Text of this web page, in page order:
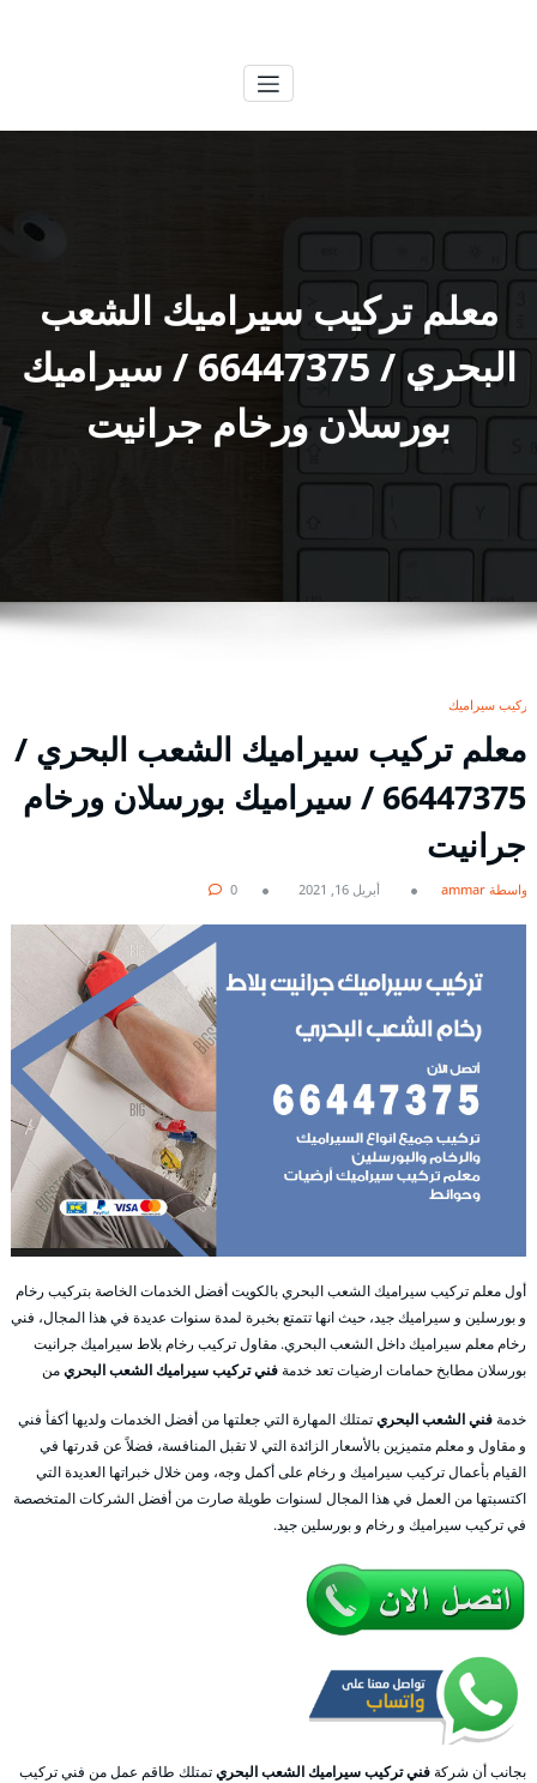
معلم تركيب سيراميك الشعب
البحري / 66447375 / سيراميك
بورسلان ورخام جرانيت
تركيب سيراميك
معلم تركيب سيراميك الشعب البحري /
66447375 / سيراميك بورسلان ورخام
جرانيت
بواسطة ammar أبريل 16, 2021 0
أول معلم تركيب سيراميك الشعب البحري بالكويت أفضل الخدمات الخاصة بتركيب رخام
و بورسلين و سيراميك جيد، حيث انها تتمتع بخبرة لمدة سنوات عديدة في هذا المجال، فني
رخام معلم سيراميك داخل الشعب البحري. مقاول تركيب رخام بلاط سيراميك جرانيت
بورسلان مطابخ حمامات ارضيات تعد خدمةفني تركيب سيراميك الشعب البحريمن
خدمةفني الشعب البحريتمتلك المهارة التي جعلتها من أفضل الخدمات ولديها أكفأ فني
و مقاول و معلم متميزين بالأسعار الزائدة التي لا تقبل المنافسة، فضلاً عن قدرتها في
القيام بأعمال تركيب سيراميك و رخام على أكمل وجه، ومن خلال خبراتها العديدة التي
اكتسبتها من العمل في هذا المجال لسنوات طويلة صارت من أفضل الشركات المتخصصة
في تركيب سيراميك و رخام و بورسلين جيد.
بجانب أن شركةفني تركيب سيراميك الشعب البحريتمتلك طاقم عمل من فني تركيب